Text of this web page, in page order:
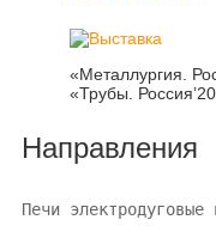
«Металлургия.
«Трубы.
Направления
Печи